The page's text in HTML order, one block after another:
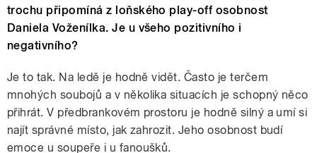
trochu připomíná z loňského play-off osobnost
Daniela Voženílka. Je u všeho pozitivního i
negativního?
Je to tak. Na ledě je hodně vidět. Často je terčem
mnohých soubojů a v několika situacích je schopný něco
přihrát. V předbrankovém prostoru je hodně silný a umí si
najít správné místo, jak zahrozit. Jeho osobnost budí
emoce u soupeře i u fanoušků.